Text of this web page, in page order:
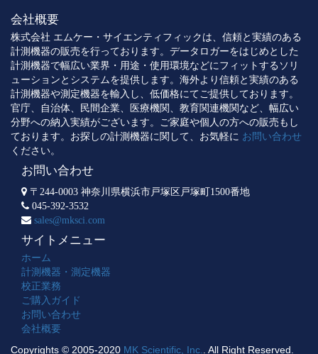
会社概要
株式会社 エムケー・サイエンティフィックは、信頼と実績のある
計測機器の販売を行っております。データロガーをはじめとした
計測機器で幅広い業界・用途・使用環境などにフィットするソリ
ューションとシステムを提供します。海外より信頼と実績のある
計測機器や測定機器を輸入し、低価格にてご提供しております。
官庁、自治体、民間企業、医療機関、教育関連機関など、幅広い
分野への納入実績がございます。ご家庭や個人の方への販売もし
ております。お探しの計測機器に関して、お気軽に お問い合わせ
ください。
お問い合わせ
〒244-0003 神奈川県横浜市戸塚区戸塚町1500番地
045-392-3532
sales@mksci.com
サイトメニュー
ホーム
計測機器・測定機器
校正業務
ご購入ガイド
お問い合わせ
会社概要
Copyrights © 2005-2020 MK Scientific, Inc. . All Right Reserved.